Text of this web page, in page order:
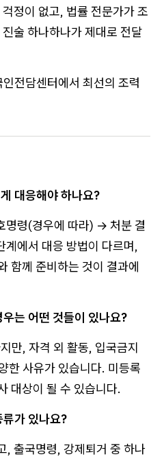
정이 없고, 법률 전문가가 조
술 하나하나가 제대로 전달
전담센터에서 최선의 조력
대응해야 하나요?
령(경우에 따라) → 처분 결
계에서 대응 방법이 다르며,
함께 준비하는 것이 결과에
는 어떤 것들이 있나요?
만, 자격 외 활동, 입국금지
한 사유가 있습니다. 미등록
대상이 될 수 있습니다.
가 있나요?
, 출국명령, 강제퇴거 중 하나